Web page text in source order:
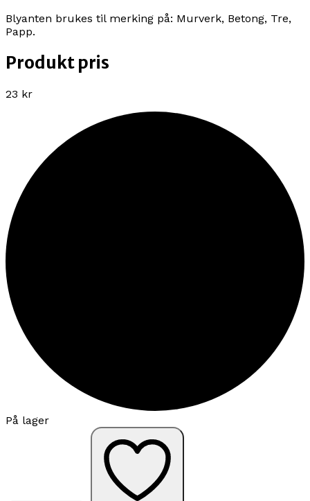
Blyanten brukes til merking på: Murverk, Betong, Tre,
Papp.
Produkt pris
23 kr
På lager